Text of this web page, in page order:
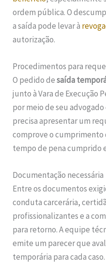
ordem pública. O
a saída pode levar à
autorização.
Procedimentos para
O pedido desaída
junto à Vara de Execução
por meio de seu
precisa apresentar um
comprove o cumprimento
tempo de pena cumprido
Documentação necessária
Entre os documentos
conduta carcerária,
profissionalizantes e a
para retorno. A equipe
emite um parecer que
temporária para cada caso.